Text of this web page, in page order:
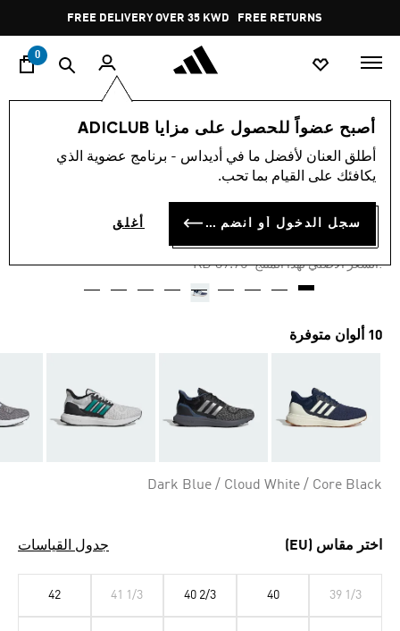
Pause
promotion
rotation
FREE DELIVERY OVER 35 KWD FREE RETURNS
0
أصبح عضواً للحصول على مزايا ADICLUB
أطلق العنان لأفضل ما في أديداس - برنامج عضوية الذي
يكافئك على القيام بما تحب.
سجل الدخول أو انضم الآن أغلق
الرجال أحذية
-30%
حذاء ULTRADREAM DNA
KD 26.77
:السعر الأصلي لهذا المنتج Price reduced from
KD 39.75
to
10 ألوان متوفرة
Dark Blue / Cloud White / Core Black
اختر مقاس (EU) جدول القياسات
39 1/3
40
40 2/3
41 1/3
42